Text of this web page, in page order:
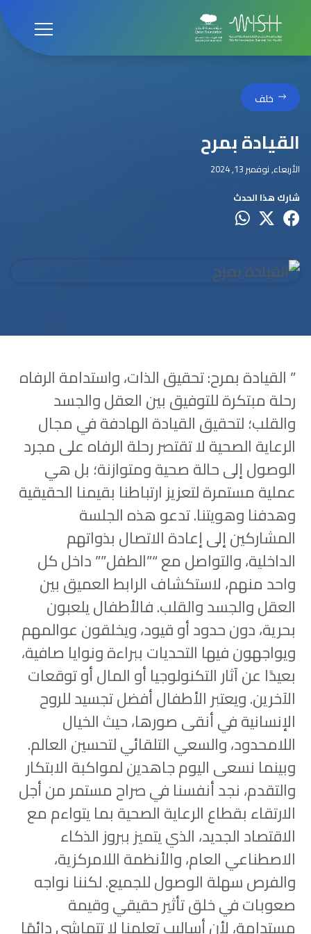
خلف
القيادة بمرح
الأربعاء, نوفمبر 13, 2024
شارك هذا الحدث
” القيادة بمرح: تحقيق الذات، واستدامة الرفاه
رحلة مبتكرة للتوفيق بين العقل والجسد
والقلب؛ لتحقيق القيادة الهادفة في مجال
الرعاية الصحية لا تقتصر رحلة الرفاه على مجرد
الوصول إلى حالة صحية ومتوازنة؛ بل هي
عملية مستمرة لتعزيز ارتباطنا بقيمنا الحقيقية
وهدفنا وهويتنا. تدعو هذه الجلسة
المشاركين إلى إعادة الاتصال بذواتهم
الداخلية، والتواصل مع “”الطفل”” داخل كل
واحد منهم، لاستكشاف الرابط العميق بين
العقل والجسد والقلب. فالأطفال يلعبون
بحرية، دون حدود أو قيود، ويخلقون عوالمهم
ويواجهون فيها التحديات ببراءة ونوايا صافية،
بعيدًا عن آثار التكنولوجيا أو المال أو توقعات
الآخرين. ويعتبر الأطفال أفضل تجسيد للروح
الإنسانية في أنقى صورها، حيث الخيال
اللامحدود، والسعي التلقائي لتحسين العالم.
وبينما نسعى اليوم جاهدين لمواكبة الابتكار
والتقدم، نجد أنفسنا في صراح مستمر من أجل
الارتقاء بقطاع الرعاية الصحية بما يتواءم مع
الاقتصاد الجديد، الذي يتميز ببروز الذكاء
الاصطناعي العام، والأنظمة اللامركزية،
والفرص سهلة الوصول للجميع. لكننا نواجه
صعوبات في خلق تأثير حقيقي وقيمة
مستدامة، لأن أساليب تعلمنا لا تتماشى دائمًا